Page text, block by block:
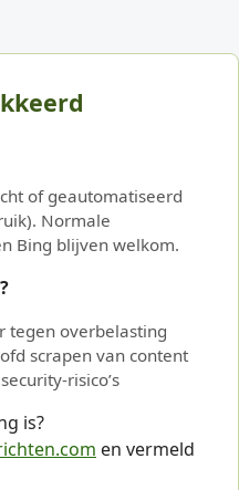
of geautomatiseerd
Normale
Bing blijven welkom.
tegen overbelasting
scrapen van content
risico’s
is?
en vermeld